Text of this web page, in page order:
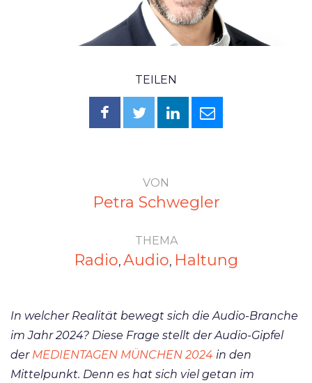
TEILEN
VON
Petra Schwegler
THEMA
Radio, Audio, Haltung
In welcher Realität bewegt sich die Audio-Branche
im Jahr 2024? Diese Frage stellt der Audio-Gipfel
der MEDIENTAGEN MÜNCHEN 2024 in den
Mittelpunkt. Denn es hat sich viel getan im